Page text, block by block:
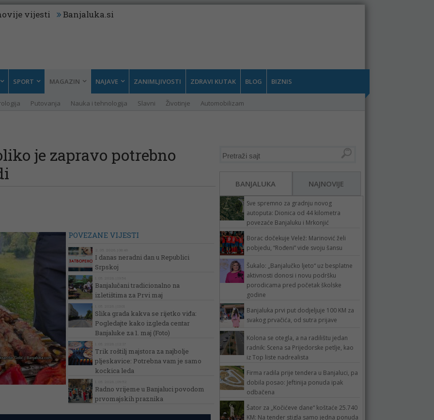
vijesti Banjaluka.si
SPORT MAGAZIN
Putovanja Nauka i tehnologija Slavni Životinje Automobilizam
NAJAVE ZANIMLJIVOSTI ZDRAVI KUTAK BLOG BIZNIS
je zapravo potrebno
POVEZANE VIJESTI
I danas neradni dan u Republici
Srpskoj
Banjalučani tradicionalno na
izletištima za Prvi maj
Slika grada kakva se rijetko viđa:
Pogledajte kako izgleda centar
Banjaluke za 1. maj (Foto)
Trik roštilj majstora za najbolje
pljeskavice: Potrebna vam je samo
kockica leda
Radno vrijeme u Banjaluci povodom
prvomajskih praznika
BANJALUKA NAJNOVIJE
Sve spremno za gradnju novog
autoputa: Dionica od 44 kilometra
povezaće Banjaluku i Mrkonjić
Borac dočekuje Velež: Marinović želi
pobjedu, “Rođeni” vide svoju šansu
Šukalo: „Banjalučko ljeto“ uz besplatne
aktivnosti donosi i novu podršku
porodicama pred početak školske
godine
Banjaluka prvi put dodjeljuje 100 KM za
svakog prvačića, od sutra prijave
Kolona se otegla, a na radilištu jedan
radnik: Scena sa Prijedorske petlje, kao
iz Top liste nadrealista
Firma radila prije tendera u Banjaluci, pa
dobila posao: Jeftinija ponuda ipak
odbačena
Šator za „Kočićeve dane“ koštaće 25.740
KM: Na tender stigla samo jedna ponuda